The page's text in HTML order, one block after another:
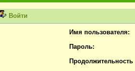
Войти
Имя пользователя:
Пароль:
Продолжительность